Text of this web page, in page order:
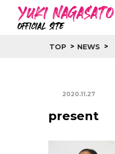
TOP > NEWS >
2020.11.27
present